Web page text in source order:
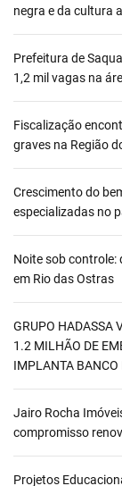
negra e da cultura
Prefeitura de
1,2 mil vagas na
Fiscalização
graves na Região
Crescimento do
especializadas no
Noite sob controle:
em Rio das Ostras
GRUPO HADASSA
1.2 MILHÃO DE
IMPLANTA BANCO
Jairo Rocha
compromisso
Projetos